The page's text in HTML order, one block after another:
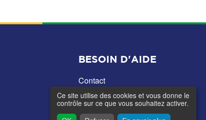
BESOIN D'AIDE
Contact
Ce site utilise des cookies et vous donne le
contrôle sur ce que vous souhaitez activer.